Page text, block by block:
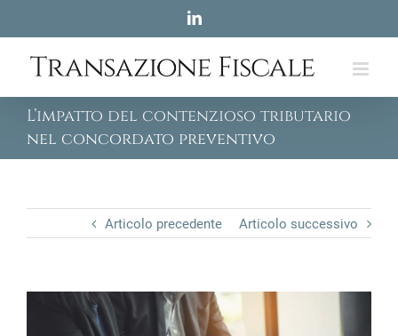
content
LinkedIn
L’impatto del contenzioso tributario
nel concordato preventivo
Articolo precedente Articolo successivo